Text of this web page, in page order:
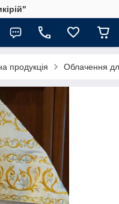
продукція Облачення